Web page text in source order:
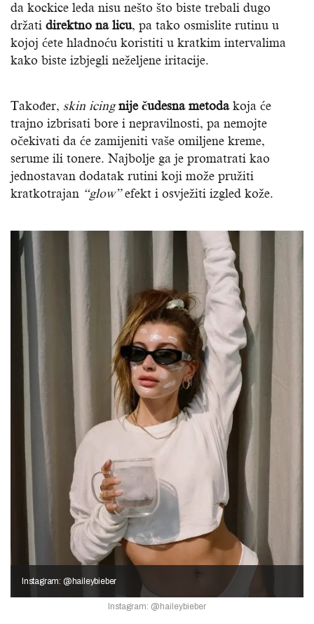
da kockice leda nisu nešto što biste trebali dugo
držati direktno na licu, pa tako osmislite rutinu u
kojoj ćete hladnoću koristiti u kratkim intervalima
kako biste izbjegli neželjene iritacije.
Također, skin icing nije čudesna metodakoja će
trajno izbrisati bore i nepravilnosti, pa nemojte
očekivati da će zamijeniti vaše omiljene kreme,
serume ili tonere. Najbolje ga je promatrati kao
jednostavan dodatak rutini koji može pružiti
kratkotrajan “glow”efekt i osvježiti izgled kože.
Instagram: @haileybieber
Instagram: @haileybieber